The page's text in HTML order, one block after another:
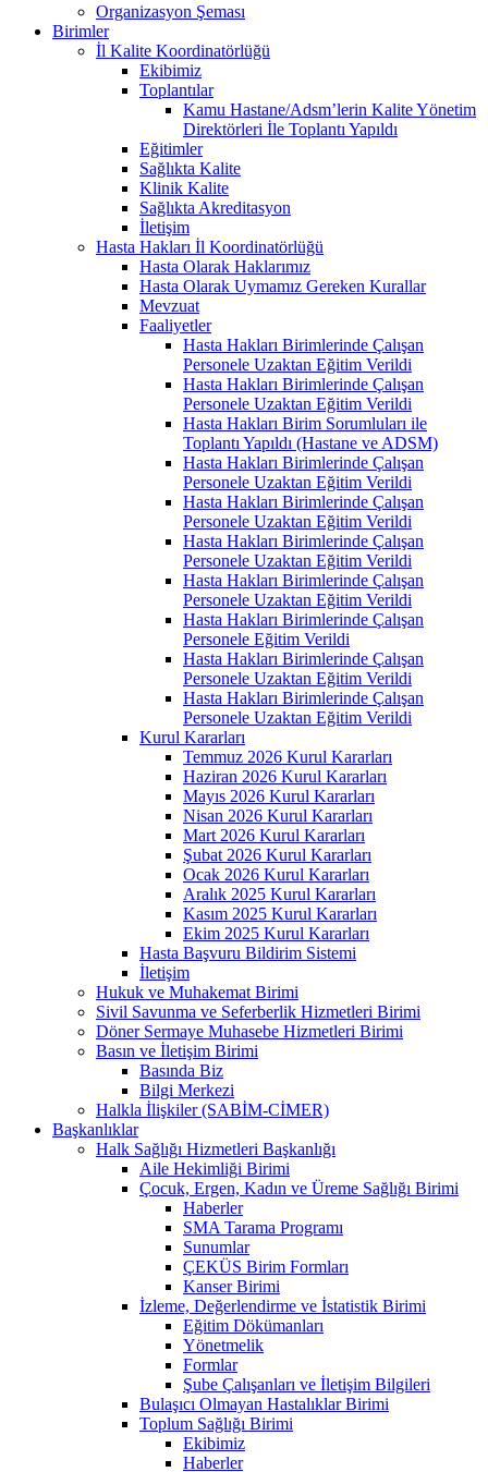
Organizasyon Şeması
Birimler
İl Kalite Koordinatörlüğü
Ekibimiz
Toplantılar
Kamu Hastane/Adsm’lerin Kalite Yönetim
Direktörleri İle Toplantı Yapıldı
Eğitimler
Sağlıkta Kalite
Klinik Kalite
Sağlıkta Akreditasyon
İletişim
Hasta Hakları İl Koordinatörlüğü
Hasta Olarak Haklarımız
Hasta Olarak Uymamız Gereken Kurallar
Mevzuat
Faaliyetler
Hasta Hakları Birimlerinde Çalışan
Personele Uzaktan Eğitim Verildi
Hasta Hakları Birimlerinde Çalışan
Personele Uzaktan Eğitim Verildi
Hasta Hakları Birim Sorumluları ile
Toplantı Yapıldı (Hastane ve ADSM)
Hasta Hakları Birimlerinde Çalışan
Personele Uzaktan Eğitim Verildi
Hasta Hakları Birimlerinde Çalışan
Personele Uzaktan Eğitim Verildi
Hasta Hakları Birimlerinde Çalışan
Personele Uzaktan Eğitim Verildi
Hasta Hakları Birimlerinde Çalışan
Personele Uzaktan Eğitim Verildi
Hasta Hakları Birimlerinde Çalışan
Personele Eğitim Verildi
Hasta Hakları Birimlerinde Çalışan
Personele Uzaktan Eğitim Verildi
Hasta Hakları Birimlerinde Çalışan
Personele Uzaktan Eğitim Verildi
Kurul Kararları
Temmuz 2026 Kurul Kararları
Haziran 2026 Kurul Kararları
Mayıs 2026 Kurul Kararları
Nisan 2026 Kurul Kararları
Mart 2026 Kurul Kararları
Şubat 2026 Kurul Kararları
Ocak 2026 Kurul Kararları
Aralık 2025 Kurul Kararları
Kasım 2025 Kurul Kararları
Ekim 2025 Kurul Kararları
Hasta Başvuru Bildirim Sistemi
İletişim
Hukuk ve Muhakemat Birimi
Sivil Savunma ve Seferberlik Hizmetleri Birimi
Döner Sermaye Muhasebe Hizmetleri Birimi
Basın ve İletişim Birimi
Basında Biz
Bilgi Merkezi
Halkla İlişkiler (SABİM-CİMER)
Başkanlıklar
Halk Sağlığı Hizmetleri Başkanlığı
Aile Hekimliği Birimi
Çocuk, Ergen, Kadın ve Üreme Sağlığı Birimi
Haberler
SMA Tarama Programı
Sunumlar
ÇEKÜS Birim Formları
Kanser Birimi
İzleme, Değerlendirme ve İstatistik Birimi
Eğitim Dökümanları
Yönetmelik
Formlar
Şube Çalışanları ve İletişim Bilgileri
Bulaşıcı Olmayan Hastalıklar Birimi
Toplum Sağlığı Birimi
Ekibimiz
Haberler